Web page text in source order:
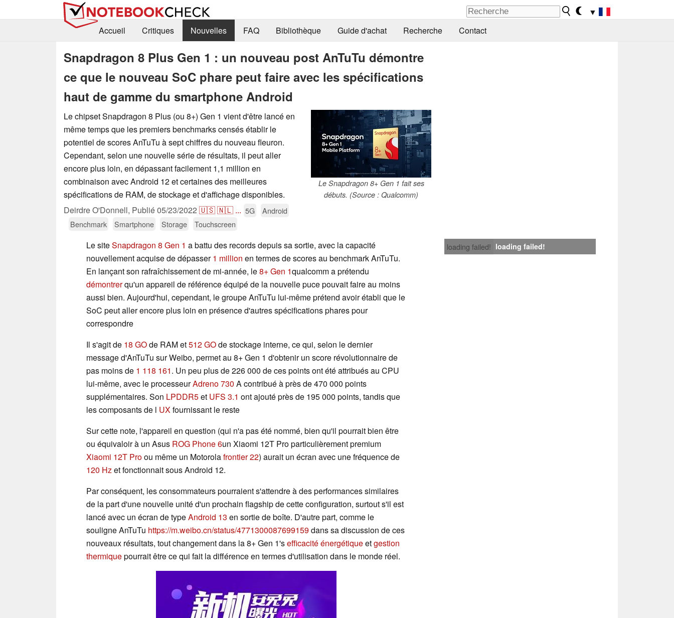
▼
Accueil
Critiques Nouvelles FAQ Bibliothèque Guide d'achat Recherche Contact
Snapdragon 8 Plus Gen 1 : un nouveau post AnTuTu démontre
ce que le nouveau SoC phare peut faire avec les spécifications
haut de gamme du smartphone Android
Le Snapdragon 8+ Gen 1 fait ses
débuts. (Source : Qualcomm)
Le chipset Snapdragon 8 Plus (ou 8+) Gen 1 vient d'être lancé en
même temps que les premiers benchmarks censés établir le
potentiel de scores AnTuTu à sept chiffres du nouveau fleuron.
Cependant, selon une nouvelle série de résultats, il peut aller
encore plus loin, en dépassant facilement 1,1 million en
combinaison avec Android 12 et certaines des meilleures
spécifications de RAM, de stockage et d'affichage disponibles.
Deirdre O'Donnell, Publié05/23/2022 🇺🇸🇳🇱 ... 5G
Android
Benchmark
Smartphone Storage Touchscreen
loading failed! loading failed!
Le siteSnapdragon 8 Gen 1 a battu des records depuis sa sortie, avec la capacité
nouvellement acquise de dépasser1 million en termes de scores au benchmark AnTuTu.
En lançant son rafraîchissement de mi-année, le8+ Gen 1qualcomm a prétendu
démontrerqu'un appareil de référence équipé de la nouvelle puce pouvait faire au moins
aussi bien. Aujourd'hui, cependant, le groupe AnTuTu lui-même prétend avoir établi que le
SoC peut aller encore plus loin en présence d'autres spécifications phares pour
correspondre
Il s'agit de 18 GOde RAM et512 GOde stockage interne, ce qui, selon le dernier
message d'AnTuTu sur Weibo, permet au 8+ Gen 1 d'obtenir un score révolutionnaire de
pas moins de 1 118 161. Un peu plus de 226 000 de ces points ont été attribués au CPU
lui-même, avec le processeurAdreno 730 A contribué à près de 470 000 points
supplémentaires. Son LPDDR5et UFS 3.1 ont ajouté près de 195 000 points, tandis que
les composants de l UXfournissant le reste
Sur cette note, l'appareil en question (qui n'a pas été nommé, bien qu'il pourrait bien être
ou équivaloir à un Asus ROG Phone 6un Xiaomi 12T Pro particulièrement premium
Xiaomi 12T Proou même un Motorolafrontier 22) aurait un écran avec une fréquence de
120 Hzet fonctionnait sous Android 12.
Par conséquent, les consommateurs pourraient s'attendre à des performances similaires
de la part d'une nouvelle unité d'un prochain flagship de cette configuration, surtout s'il est
lancé avec un écran de typeAndroid 13 en sortie de boîte. D'autre part, comme le
souligne AnTuTu https://m.weibo.cn/status/4771300087699159dans sa discussion de ces
nouveaux résultats, tout changement dans la 8+ Gen 1'sefficacité énergétiqueetgestion
thermiquepourrait être ce qui fait la différence en termes d'utilisation dans le monde réel.